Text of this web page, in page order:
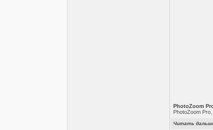
PhotoZoom
PhotoZoom
Читать